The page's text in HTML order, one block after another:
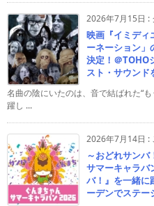
2026年7月15日 :
映画『イミディ
ーネーション」
決定！＠TOHO
スト・サウンド
名曲の陰にいたのは、音で結ばれた“
躍し ...
2026年7月14日 :
～おどれサン
サマーキャラバ
バ！』を一緒に
ーデンでステー